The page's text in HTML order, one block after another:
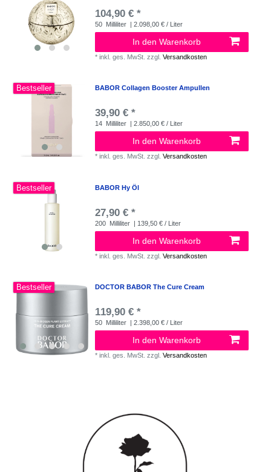
104,90 € *
50 Milliliter | 2.098,00 € / Liter
In den Warenkorb
*inkl. ges. MwSt. zzgl.Versandkosten
Bestseller BABOR Collagen Booster Ampullen
39,90 € *
14 Milliliter | 2.850,00 € / Liter
In den Warenkorb
*inkl. ges. MwSt. zzgl.Versandkosten
Bestseller BABOR Hy Öl
27,90 € *
200 Milliliter | 139,50 € / Liter
In den Warenkorb
*inkl. ges. MwSt. zzgl.Versandkosten
Bestseller DOCTOR BABOR The Cure Cream
119,90 € *
50 Milliliter | 2.398,00 € / Liter
In den Warenkorb
*inkl. ges. MwSt. zzgl.Versandkosten